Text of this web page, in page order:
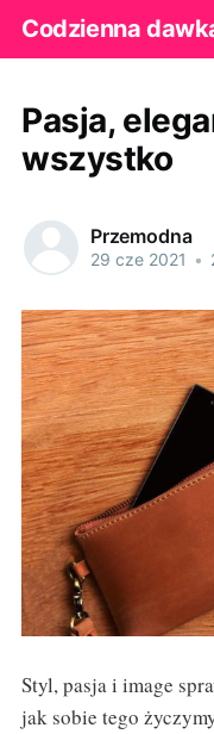
Codzienna
Pasja,
wszystko
Przemodna
29 cze 2021 •
Styl, pasja i image
jak sobie tego